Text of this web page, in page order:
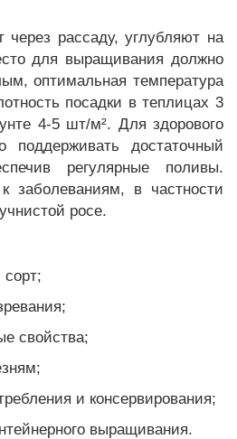
рассаду, углубляют на
для выращивания должно
оптимальная температура
посадки в теплицах 3
4-5 шт/м². Для здорового
поддерживать достаточный
регулярные поливы.
заболеваниям, в частности
росе.
свойства;
и консервирования;
выращивания.